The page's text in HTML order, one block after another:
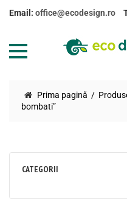
Email: office@ecodesign.ro
Prima pagină
bombati”
CATEGORII